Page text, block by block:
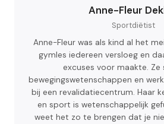
Anne-Fleur
Sportdiëtist
Anne-Fleur was als kind al het
gymles iedereen versloeg en
excuses voor maakte. Ze
bewegingswetenschappen en
bij een revalidatiecentrum. Haar
en sport is wetenschappelijk
weet het zo te brengen dat je